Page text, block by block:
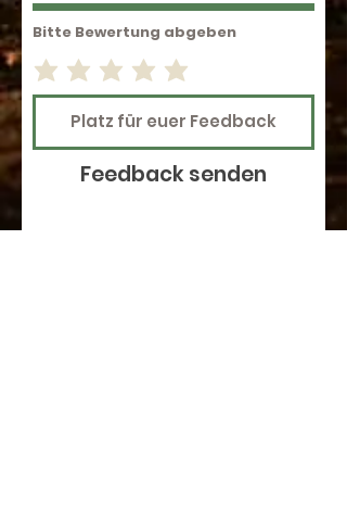
Bitte Bewertung abgeben
Feedback senden